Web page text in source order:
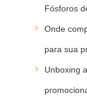
Fósforos
Onde
para sua
Unboxing